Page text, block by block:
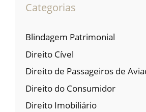
Categorias
Blindagem Patrimonial
Direito Cível
Direito de Passageiros de
Direito do Consumidor
Direito Imobiliário